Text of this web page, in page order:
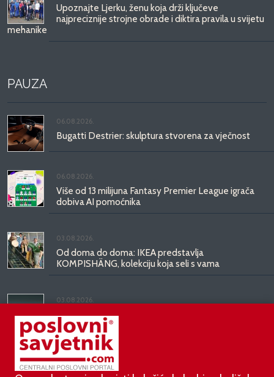
Upoznajte Ljerku, ženu koja drži ključeve
najpreciznije strojne obrade i diktira pravila u svijetu
mehanike
PAUZA
06.08.2026.
Bugatti Destrier: skulptura stvorena za vječnost
06.08.2026.
Više od 13 milijuna Fantasy Premier League igrača
dobiva AI pomoćnika
03.08.2026.
Od doma do doma: IKEA predstavlja
KOMPISHÄNG, kolekciju koja seli s vama
03.08.2026.
Kineski BYD predstavio luksuznu limuzinu veću od
Mercedesove S-klase, obećava domet do 1.000
kilometara